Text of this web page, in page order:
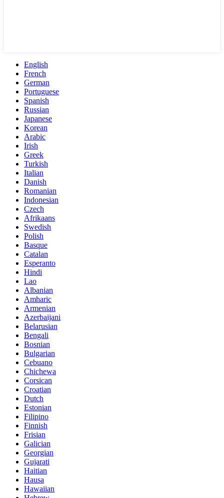
English
French
German
Portuguese
Spanish
Russian
Japanese
Korean
Arabic
Irish
Greek
Turkish
Italian
Danish
Romanian
Indonesian
Czech
Afrikaans
Swedish
Polish
Basque
Catalan
Esperanto
Hindi
Lao
Albanian
Amharic
Armenian
Azerbaijani
Belarusian
Bengali
Bosnian
Bulgarian
Cebuano
Chichewa
Corsican
Croatian
Dutch
Estonian
Filipino
Finnish
Frisian
Galician
Georgian
Gujarati
Haitian
Hausa
Hawaiian